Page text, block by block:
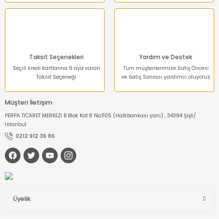
Taksit Seçenekleri
Seçili kredi kartlarına 9 aya varan
Taksit Seçeneği
Yardım ve Destek
Tüm müşterilerimize Satış Öncesi
ve Satış Sonrası yardımcı oluyoruz
Müşteri İletişim
PERPA TİCARET MERKEZİ B Blok Kat:8 No:1105 (Halkbankası yanı) , 34384 Şişli/
İstanbul
0212 912 36 86
Üyelik